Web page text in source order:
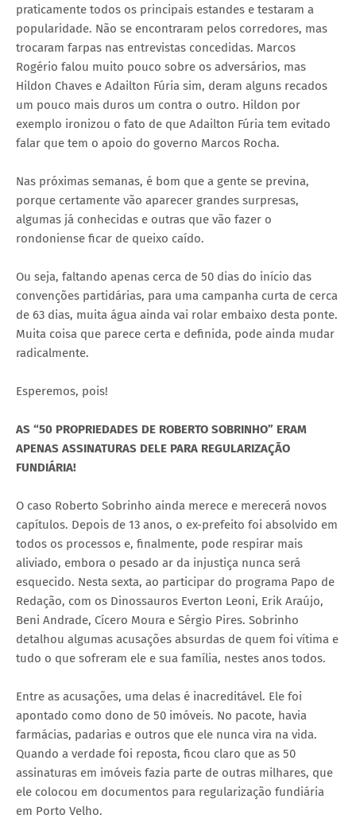
praticamente todos os principais estandes e testaram a
popularidade. Não se encontraram pelos corredores, mas
trocaram farpas nas entrevistas concedidas. Marcos
Rogério falou muito pouco sobre os adversários, mas
Hildon Chaves e Adailton Fúria sim, deram alguns recados
um pouco mais duros um contra o outro. Hildon por
exemplo ironizou o fato de que Adailton Fúria tem evitado
falar que tem o apoio do governo Marcos Rocha.
Nas próximas semanas, é bom que a gente se previna,
porque certamente vão aparecer grandes surpresas,
algumas já conhecidas e outras que vão fazer o
rondoniense ficar de queixo caído.
Ou seja, faltando apenas cerca de 50 dias do início das
convenções partidárias, para uma campanha curta de cerca
de 63 dias, muita água ainda vai rolar embaixo desta ponte.
Muita coisa que parece certa e definida, pode ainda mudar
radicalmente.
Esperemos, pois!
AS “50 PROPRIEDADES DE ROBERTO SOBRINHO” ERAM
APENAS ASSINATURAS DELE PARA REGULARIZAÇÃO
FUNDIÁRIA!
O caso Roberto Sobrinho ainda merece e merecerá novos
capítulos. Depois de 13 anos, o ex-prefeito foi absolvido em
todos os processos e, finalmente, pode respirar mais
aliviado, embora o pesado ar da injustiça nunca será
esquecido. Nesta sexta, ao participar do programa Papo de
Redação, com os Dinossauros Everton Leoni, Erik Araújo,
Beni Andrade, Cícero Moura e Sérgio Pires. Sobrinho
detalhou algumas acusações absurdas de quem foi vítima e
tudo o que sofreram ele e sua família, nestes anos todos.
Entre as acusações, uma delas é inacreditável. Ele foi
apontado como dono de 50 imóveis. No pacote, havia
farmácias, padarias e outros que ele nunca vira na vida.
Quando a verdade foi reposta, ficou claro que as 50
assinaturas em imóveis fazia parte de outras milhares, que
ele colocou em documentos para regularização fundiária
em Porto Velho.